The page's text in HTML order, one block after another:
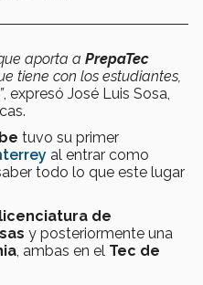
aporta a PrepaTec
tiene con los estudiantes,
, expresó José Luis Sosa,
tuvo su primer
al entrar como
todo lo que este lugar
licenciatura de
y posteriormente una
, ambas en el Tec de